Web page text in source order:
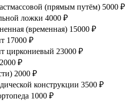
(прямым путём) 5000 ₽
ложки 4000 ₽
(временная) 15000 ₽
17000 ₽
циркониевый 23000 ₽
2000 ₽
2000 ₽
конструкции 3500 ₽
1000 ₽